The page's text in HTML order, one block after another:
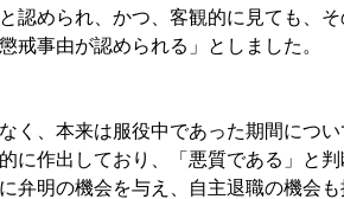
認められ、かつ、客観的に見ても、
戒事由が認められる」としました。
、本来は服役中であった期間につ
作出しており、「悪質である」と判
明の機会を与え、自主退職の機会